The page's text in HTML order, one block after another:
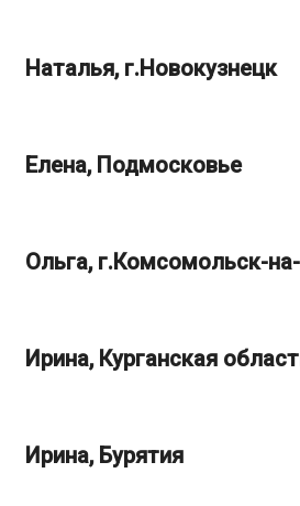
Наталья, г.Новокузнецк
Елена, Подмосковье
Ольга, г.Комсомольск-
Ирина, Курганская
Ирина, Бурятия